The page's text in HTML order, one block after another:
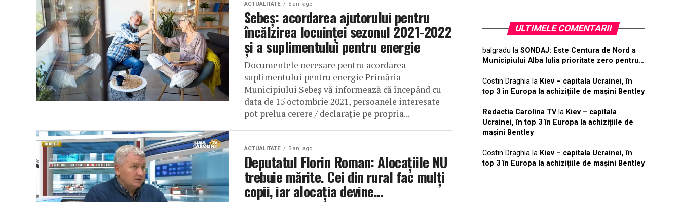
ACTUALITATE 5 ani ago
Sebeș: acordarea ajutorului pentru
încălzirea locuinței sezonul 2021-2022
și a suplimentului pentru energie
Documentele necesare pentru acordarea
suplimentului pentru energie Primăria
Municipiului Sebeș vă informează că începând cu
data de 15 octombrie 2021, persoanele interesate
pot prelua cerere / declarație pe propria...
ACTUALITATE 5 ani ago
Deputatul Florin Roman: Alocațiile NU
trebuie mărite. Cei din rural fac mulți
copii, iar alocaţia devine…
ULTIMELE COMENTARII
balgradu la SONDAJ: Este Centura de Nord a
Municipiului Alba Iulia prioritate zero pentru…
Costin Draghia la Kiev – capitala Ucrainei, în
top 3 în Europa la achizițiile de mașini Bentley
Redactia Carolina TVla Kiev – capitala
Ucrainei, în top 3 în Europa la achizițiile de
mașini Bentley
Costin Draghia la Kiev – capitala Ucrainei, în
top 3 în Europa la achizițiile de mașini Bentley